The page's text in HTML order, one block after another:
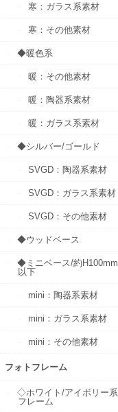
寒：ガラス系素材
寒：その他素材
◆暖色系
暖：その他素材
暖：陶器系素材
暖：ガラス系素材
◆シルバー/ゴールド
SVGD：陶器系素材
SVGD：ガラス系素材
SVGD：その他素材
◆ウッドベース
◆ミニベース/約H100mm
以下
mini：陶器系素材
mini：ガラス系素材
mini：その他素材
フォトフレーム
◇ホワイト/アイボリー系
フレーム